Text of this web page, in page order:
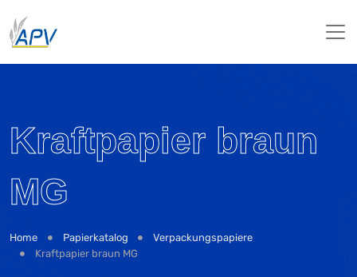
Kraftpapier braun
MG
Home Papierkatalog
Verpackungspapiere
Kraftpapier braun MG